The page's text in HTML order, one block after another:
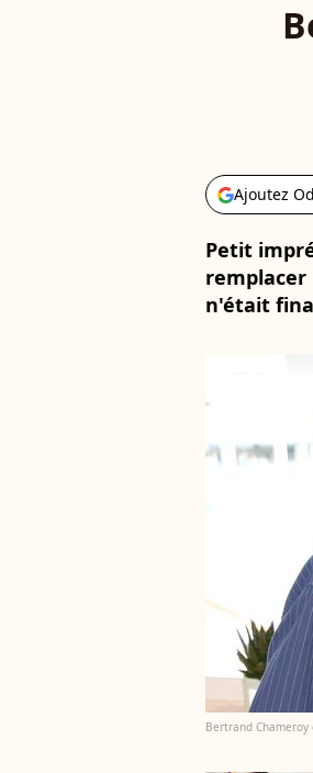
Ajoutez
Petit
remplacer
n'était
Bertrand